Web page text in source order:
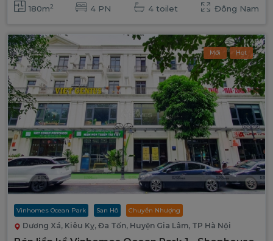
180m2 4 PN 4 toilet Đông Nam
Mới Hot
Vinhomes Ocean Park San Hô Chuyển Nhượng
Dương Xá, Kiêu Kỵ, Đa Tốn, Huyện Gia Lâm, TP Hà Nội